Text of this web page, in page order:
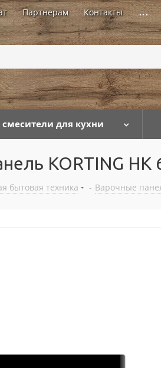
Партнерам Контакты ...
для кухни
KORTING HK
бытовая техника - Варочные